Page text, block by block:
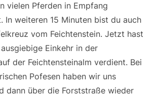
vielen Pferden in Empfang
In weiteren 15 Minuten bist du auch
vom Feichtenstein. Jetzt hast
Einkehr in der
der Feichtensteinalm verdient. Bei
Pofesen haben wir uns
dann über die Forststraße wieder